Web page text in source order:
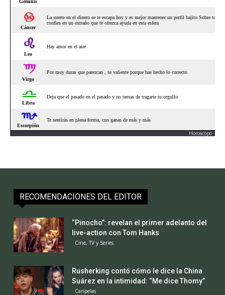
Horoscopo
RECOMENDACIONES DEL EDITOR
“Pinocho”: revelan el primer adelanto del
live-action con Tom Hanks
Cine, TV y Series
Rusherking contó cómo le dice la China
Suárez en la intimidad: “Me dice Thomy”
Caripelas